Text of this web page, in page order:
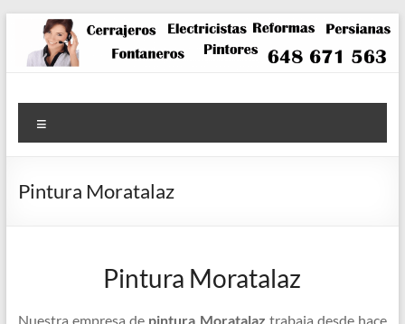
contenido
Pintura Moratalaz
Pintura Moratalaz
Nuestra empresa de pintura Moratalaz trabaja desde hace